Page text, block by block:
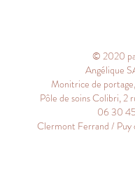
© 2020
Angélique
Monitrice de
Pôle de soins Colibri,
06 30
Clermont Ferrand /